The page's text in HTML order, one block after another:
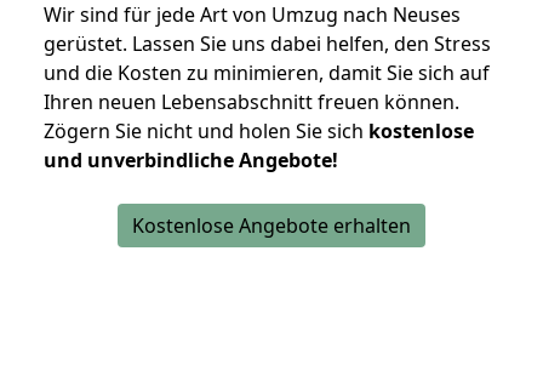
Wir sind für jede Art von Umzug nach Neuses
gerüstet. Lassen Sie uns dabei helfen, den Stress
und die Kosten zu minimieren, damit Sie sich auf
Ihren neuen Lebensabschnitt freuen können.
Zögern Sie nicht und holen Sie sich kostenlose
und unverbindliche Angebote!
Kostenlose Angebote erhalten